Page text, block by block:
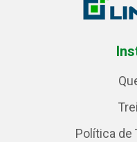
Política de